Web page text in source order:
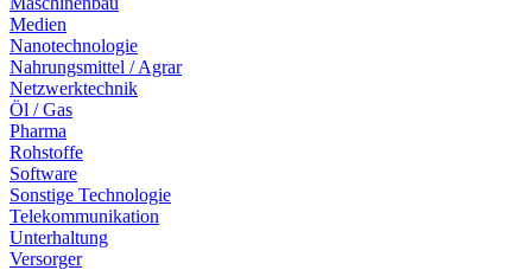
Medien
Nanotechnologie
Nahrungsmittel / Agrar
Netzwerktechnik
Öl / Gas
Pharma
Rohstoffe
Software
Sonstige Technologie
Telekommunikation
Unterhaltung
Versorger